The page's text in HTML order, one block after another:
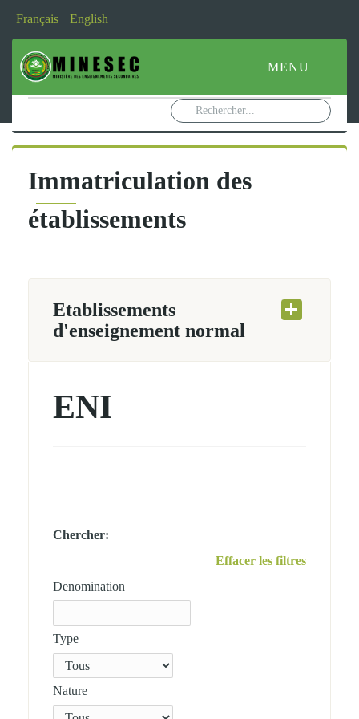
Français English
Immatriculation
des
Etablissements
d'enseignement
normal
Chercher:
Denomination
Type